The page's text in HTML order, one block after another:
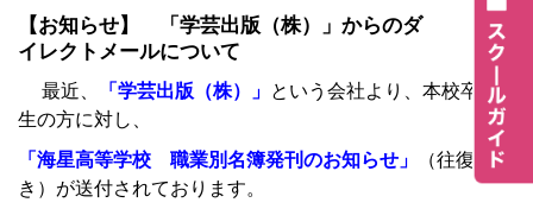
【お知らせ】 「学芸出版（株）」からのダ
イレクトメールについて
最近、 「学芸出版（株）」 という会社より、本校卒業
生の方に対し、
「海星高等学校 職業別名簿発刊のお知らせ」
（往復はが
き）が送付されております。